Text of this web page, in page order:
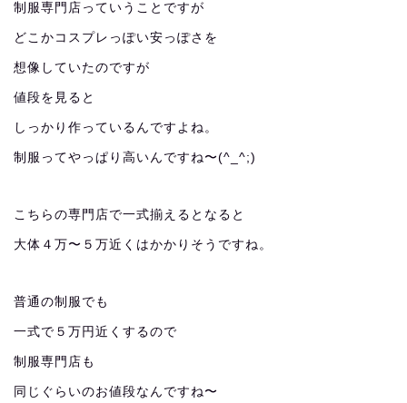
制服専門店っていうことですが
どこかコスプレっぽい安っぽさを
想像していたのですが
値段を見ると
しっかり作っているんですよね。
制服ってやっぱり高いんですね〜(^_^;)
こちらの専門店で一式揃えるとなると
大体４万〜５万近くはかかりそうですね。
普通の制服でも
一式で５万円近くするので
制服専門店も
同じぐらいのお値段なんですね〜